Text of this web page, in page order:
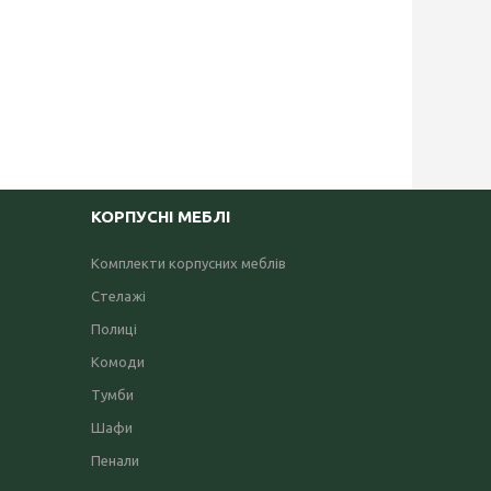
КОРПУСНІ МЕБЛІ
Комплекти корпусних меблів
Стелажі
Полиці
Комоди
Тумби
Шафи
Пенали